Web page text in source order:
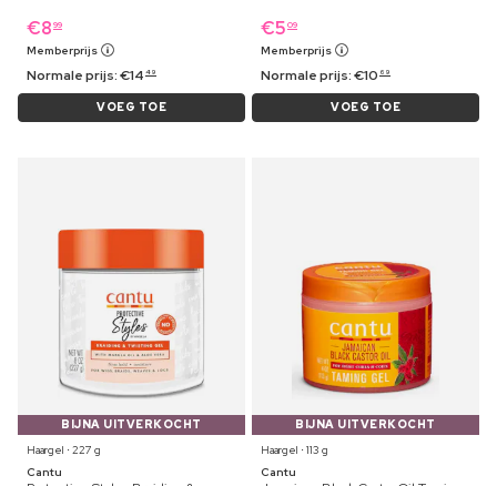
€8 99
Memberprijs
Normale prijs:€14 49
VOEG TOE
€5 09
Memberprijs
Normale prijs:€10 69
VOEG TOE
BIJNA UITVERKOCHT
Haargel ⋅ 227 g
Cantu
BIJNA UITVERKOCHT
Haargel ⋅ 113 g
Cantu